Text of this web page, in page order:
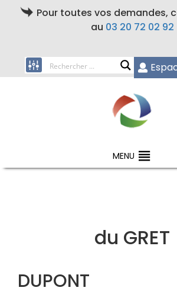
Pour toutes vos demandes,
au 03 20 72 02 92
MENU
du GRET
DUPONT